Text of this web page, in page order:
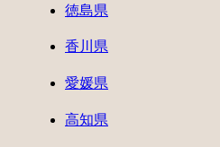
徳島県
香川県
愛媛県
高知県